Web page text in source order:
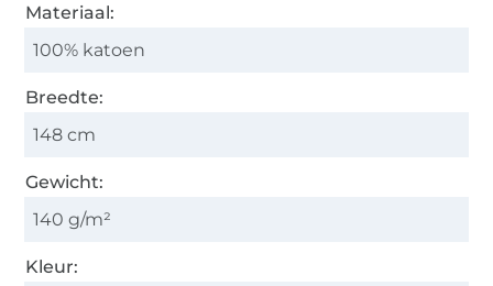
Materiaal:
100% katoen
Breedte:
148 cm
Gewicht:
140 g/m²
Kleur: